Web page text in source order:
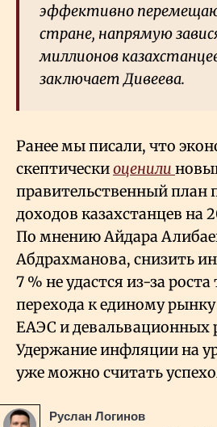
эффективно
стране, напрямую
миллионов
заключает Дивеева.
Ранее мы писали, что
скептическиоценили
правительственный
доходов казахстанцев на
По мнению Айдара
Абдрахманова, снизить
7 % не удастся из-за
перехода к единому
ЕАЭС и девальвационных
Удержание инфляции на
уже можно считать
Руслан Логинов